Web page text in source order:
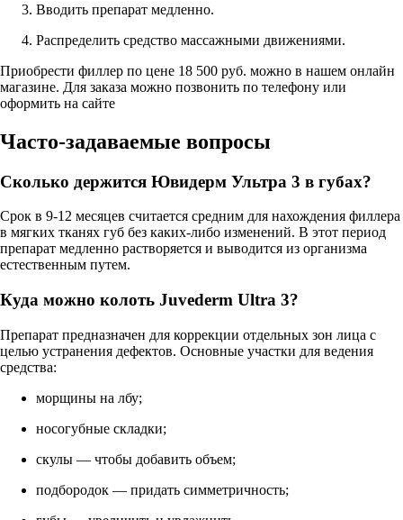
Вводить препарат медленно.
Распределить средство массажными движениями.
Приобрести филлер по цене 18 500 руб. можно в нашем онлайн
магазине. Для заказа можно позвонить по телефону или
оформить на сайте
Часто-задаваемые вопросы
Сколько держится Ювидерм Ультра 3 в губах?
Срок в 9-12 месяцев считается средним для нахождения филлера
в мягких тканях губ без каких-либо изменений. В этот период
препарат медленно растворяется и выводится из организма
естественным путем.
Куда можно колоть Juvederm Ultra 3?
Препарат предназначен для коррекции отдельных зон лица с
целью устранения дефектов. Основные участки для ведения
средства:
морщины на лбу;
носогубные складки;
скулы — чтобы добавить объем;
подбородок — придать симметричность;